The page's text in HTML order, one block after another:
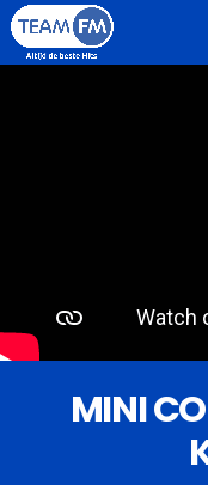
MINI